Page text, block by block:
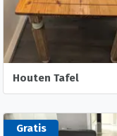
Houten Tafel
Gratis